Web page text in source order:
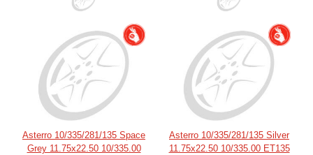
Asterro 10/335/281/135 Space
Grey 11.75x22.50 10/335.00
Asterro 10/335/281/135 Silver
11.75x22.50 10/335.00 ET135